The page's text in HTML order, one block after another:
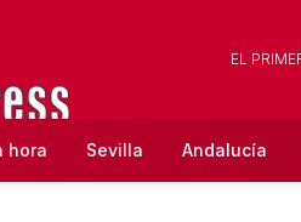
EL
hora Sevilla Andalucía